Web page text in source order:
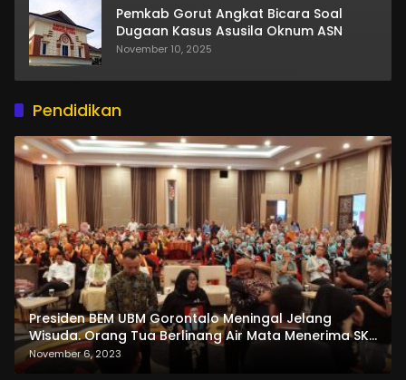
Pemkab Gorut Angkat Bicara Soal
Dugaan Kasus Asusila Oknum ASN
November 10, 2025
Pendidikan
Presiden BEM UBM Gorontalo Meningal Jelang
Wisuda. Orang Tua Berlinang Air Mata Menerima SKL
dan Pemasangan Salempang
November 6, 2023